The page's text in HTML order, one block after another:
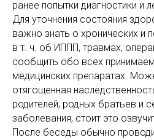
ранее попытки диагностики и
Для уточнения состояния
важно знать о хронических и
в т. ч. об ИППП, травмах,
сообщить обо всех
медицинских препаратах.
отягощенная
родителей, родных братьев и
заболевания, стоит это
После беседы обычно